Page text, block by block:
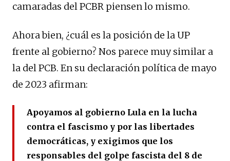
camaradas del PCBR piensen lo mismo.
Ahora bien, ¿cuál es la posición de la UP
frente al gobierno? Nos parece muy similar a
la del PCB. En su declaración política de mayo
de 2023 afirman:
Apoyamos al gobierno Lula en la lucha
contra el fascismo y por las libertades
democráticas, y exigimos que los
responsables del golpe fascista del 8 de